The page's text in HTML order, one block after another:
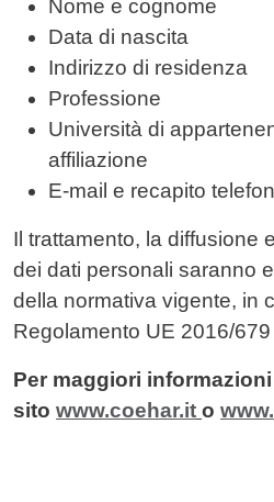
Nome e cognome
Data di nascita
Indirizzo di residenza
Professione
Università di
affiliazione
E-mail e recapito
Il trattamento, la diffusione
dei dati personali saranno
della normativa vigente, in
Regolamento UE 2016/
Per maggiori informazioni
sito www.coehar.it o